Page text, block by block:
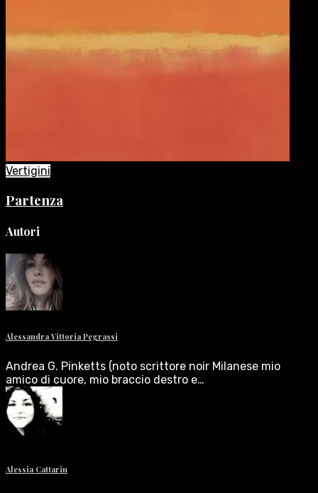
Vertigini
Partenza
Autori
Alessandra Vittoria Pegrassi
Andrea G. Pinketts (noto scrittore noir Milanese mio
amico di cuore, mio braccio destro e…
Alessia Cattarin